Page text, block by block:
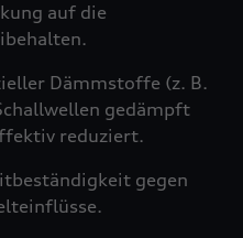
auf die
Dämmstoffe (z. B.
gedämpft
reduziert.
gegen